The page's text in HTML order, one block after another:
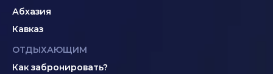
Абхазия
Кавказ
ОТДЫХАЮЩИМ
Как забронировать?